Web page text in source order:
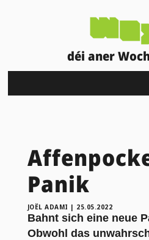
déi aner
Panik
JOËL ADAMI | 25.05.2022
Bahnt sich eine neue
Obwohl das